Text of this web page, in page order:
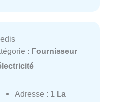
: Fournisseur
Adresse : 1 La